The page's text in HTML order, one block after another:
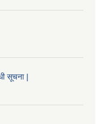
सूचना |